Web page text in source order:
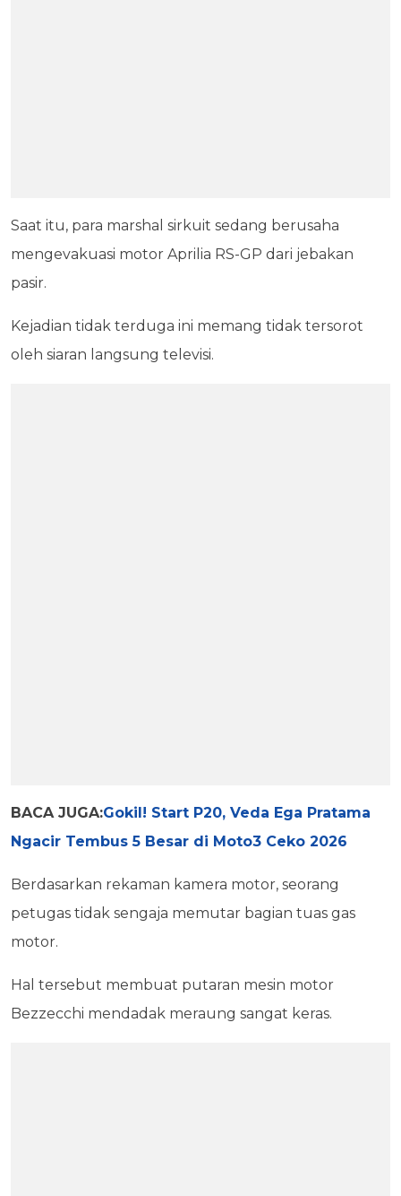
Saat itu, para marshal sirkuit sedang berusaha
mengevakuasi motor Aprilia RS-GP dari jebakan
pasir.
Kejadian tidak terduga ini memang tidak tersorot
oleh siaran langsung televisi.
BACA JUGA:Gokil! Start P20, Veda Ega Pratama
Ngacir Tembus 5 Besar di Moto3 Ceko 2026
Berdasarkan rekaman kamera motor, seorang
petugas tidak sengaja memutar bagian tuas gas
motor.
Hal tersebut membuat putaran mesin motor
Bezzecchi mendadak meraung sangat keras.